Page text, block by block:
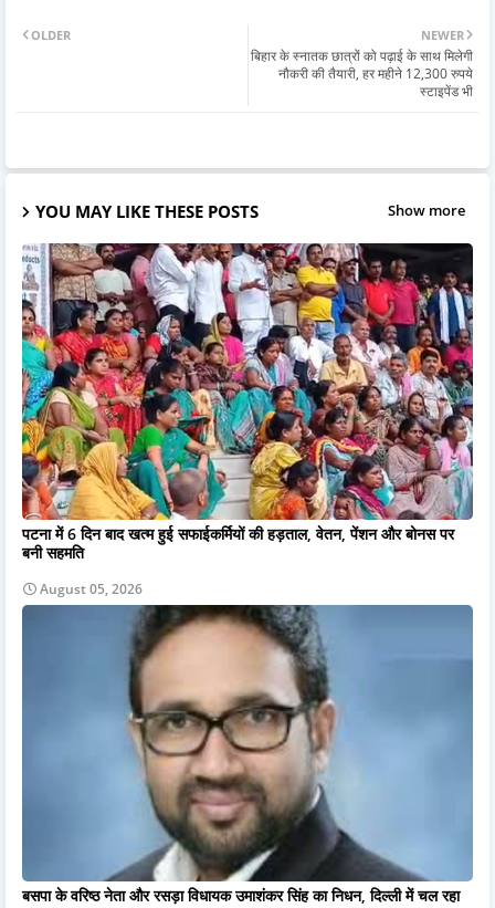
NEWER
बिहार के स्नातक छात्रों को पढ़ाई के साथ मिलेगी
नौकरी की तैयारी, हर महीने 12,300 रुपये
स्टाइपेंड भी
OLDER
YOU MAY LIKE THESE POSTS Show more
पटना में 6 दिन बाद खत्म हुई सफाईकर्मियों की हड़ताल, वेतन, पेंशन और बोनस पर
बनी सहमति
August 05, 2026
बसपा के वरिष्ठ नेता और रसड़ा विधायक उमाशंकर सिंह का निधन, दिल्ली में चल रहा